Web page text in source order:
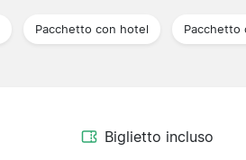
Pacchetto con hotel Pacchetto
Biglietto incluso